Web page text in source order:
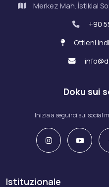
Merkez Mah. İstiklal
+90
Ottieni
Doku sui
Inizia a seguirci sui social
Istituzionale